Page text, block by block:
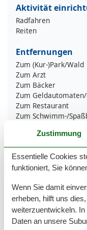
Aktivität
Radfahren
Reiten
Entfernungen
Zum (Kur-)Park/Wald
Zum Arzt
Zum Bäcker
Zum
Zum Restaurant
Zum Schwimm-/
Zum Supermarkt
Zum Zentrum
Zur Badestelle/
Zur Bushaltestelle
Größe
Zustimmung
Essentielle Cookies
funktioniert, Sie
Wenn Sie damit
erheben, hilft uns
weiterzuentwickeln.
Daten an unsere